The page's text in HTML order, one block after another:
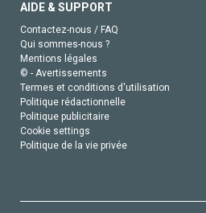
AIDE & SUPPORT
Contactez-nous / FAQ
Qui sommes-nous ?
Mentions légales
© - Avertissements
Termes et conditions d'utilisation
Politique rédactionnelle
Politique publicitaire
Cookie settings
Politique de la vie privée